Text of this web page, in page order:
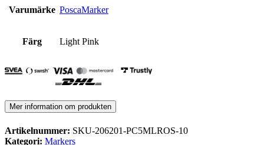
Varumärke PoscaMarker
Färg Light Pink
Mer information om produkten
Artikelnummer: SKU-206201-PC5MLROS-10
Kategori: Markers